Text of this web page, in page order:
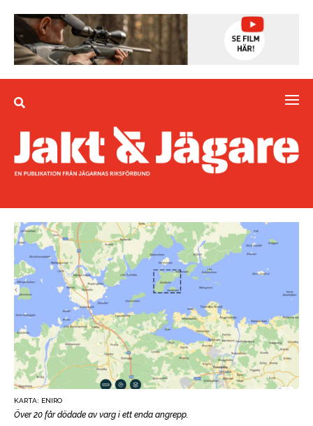
KARTA: ENIRO
Över 20 får dödade av varg i ett enda angrepp.